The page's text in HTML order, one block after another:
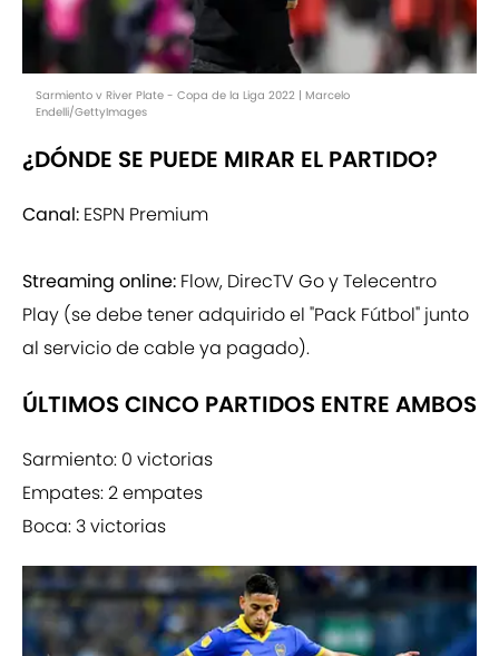
Sarmiento v River Plate - Copa de la Liga 2022 | Marcelo
Endelli/GettyImages
¿DÓNDE SE PUEDE MIRAR EL PARTIDO?
Canal: ESPN Premium
Streaming online: Flow, DirecTV Go y Telecentro
Play (se debe tener adquirido el "Pack Fútbol" junto
al servicio de cable ya pagado).
ÚLTIMOS CINCO PARTIDOS ENTRE AMBOS
Sarmiento: 0 victorias
Empates: 2 empates
Boca: 3 victorias